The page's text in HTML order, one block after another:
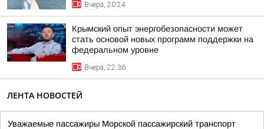
Вчера, 20:24
Крымский опыт энергобезопасности может
стать основой новых программ поддержки на
федеральном уровне
Вчера, 22:36
ЛЕНТА НОВОСТЕЙ
Уважаемые пассажиры Морской пассажирский транспорт